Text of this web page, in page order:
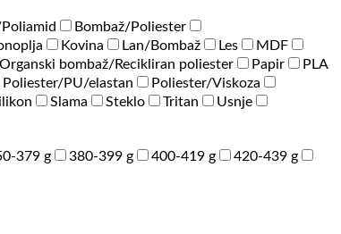
Bombaž/Poliester
Kovina Lan/Bombaž Les
MDF
Organski bombaž/Recikliran poliester Papir
PLA
Poliester/PU/elastan
Poliester/Viskoza
Slama Steklo Tritan
Usnje
379 g 380-399 g 400-419 g
420-439 g